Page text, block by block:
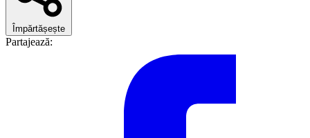
Împărtășește
Partajează: